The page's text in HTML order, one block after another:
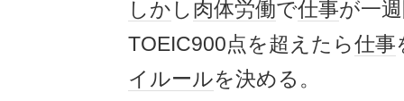
しか し肉体労働で仕事が一
TOEIC900点を超えたら仕事
イルールを決める。